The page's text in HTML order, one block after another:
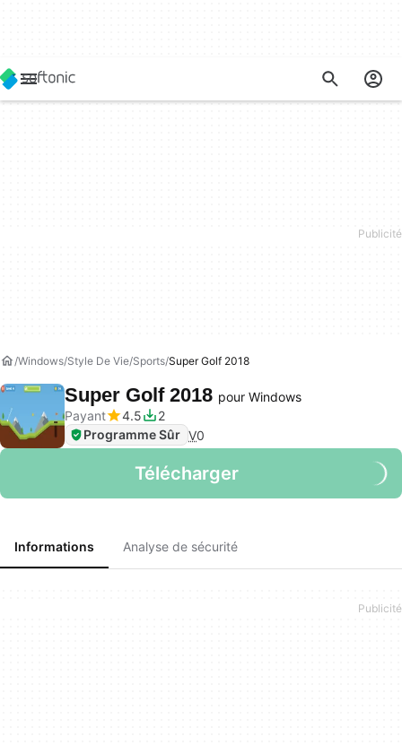
Windows Style De Vie Sports Super Golf 2018
Super Golf 2018 pour Windows
Payant
4.5
2
Programme Sûr V0
Télécharger
Informations Analyse de sécurité